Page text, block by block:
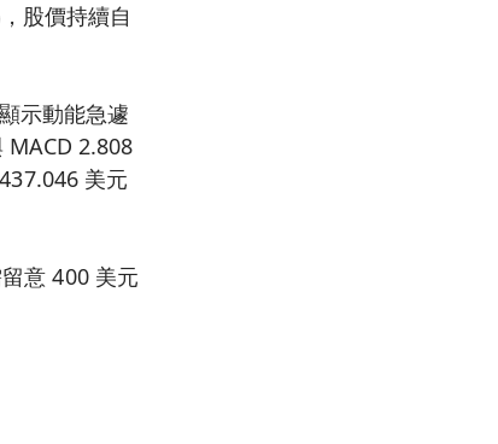
股價持續自
示動能急遽
MACD 2.808
美元
意 400 美元